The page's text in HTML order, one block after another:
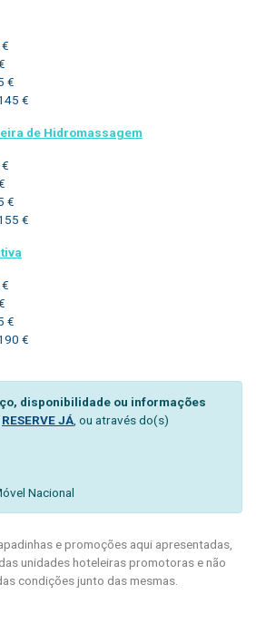
€
€
de Hidromassagem
€
€
€
€
disponibilidade ou informações
RESERVE JÁ , ou através do(s)
Nacional
e promoções aqui apresentadas,
unidades hoteleiras promotoras e não
condições junto das mesmas.